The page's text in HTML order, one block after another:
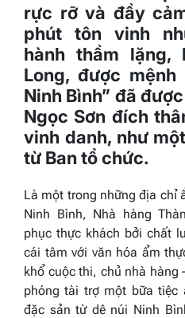
rực rỡ và đầy
phút tôn vinh
hành thầm lặng,
Long, được
Ninh Bình” đã
Ngọc Sơn đích
vinh danh, như
từ Ban tổ chức.
Là một trong những địa chỉ
Ninh Bình, Nhà hàng
phục thực khách bởi chất
cái tâm với văn hóa ẩm
khổ cuộc thi, chủ nhà hàng
phóng tài trợ một bữa tiệc
đặc sản từ dê núi Ninh